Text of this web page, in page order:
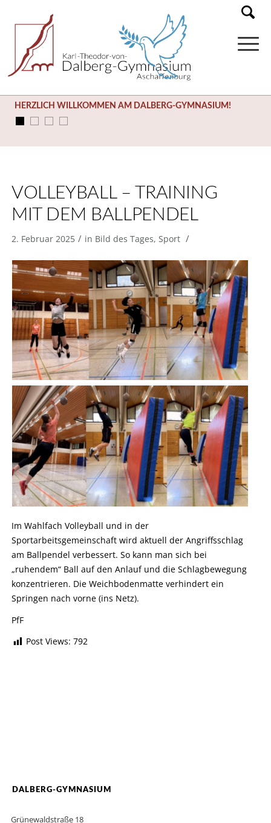
HERZLICH WILLKOMMEN AM DALBERG-GYMNASIUM!
VOLLEYBALL – TRAINING
MIT DEM BALLPENDEL
2. Februar 2025 / in Bild des Tages, Sport /
Im Wahlfach Volleyball und in der
Sportarbeitsgemeinschaft wird aktuell der Angriffsschlag
am Ballpendel verbessert. So kann man sich bei
„ruhendem“ Ball auf den Anlauf und die Schlagbewegung
konzentrieren. Die Weichbodenmatte verhindert ein
Springen nach vorne (ins Netz).
PfF
Post Views: 792
DALBERG-GYMNASIUM
Grünewaldstraße 18